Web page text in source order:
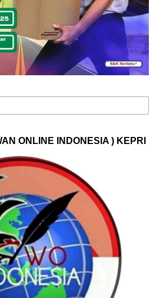
ONLINE INDONESIA ) KEPRI